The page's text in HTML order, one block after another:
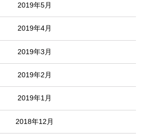
2019年5月
2019年4月
2019年3月
2019年2月
2019年1月
2018年12月